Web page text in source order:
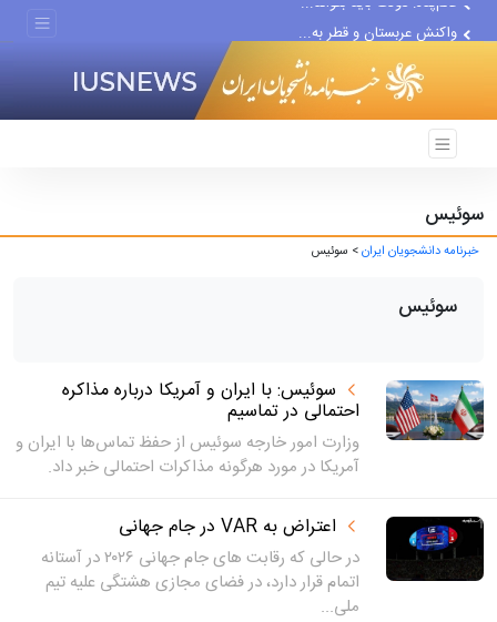
واکنش عربستان و قطر به...
سوئیس
خبرنامه دانشجویان ایران> سوئیس
سوئیس
سوئیس: با ایران و آمریکا درباره مذاکره
احتمالی در تماسیم
وزارت امور خارجه سوئیس از حفظ تماس‌ها با ایران و
آمریکا در مورد هرگونه مذاکرات احتمالی خبر داد.
اعتراض به VAR در جام جهانی
در حالی که رقابت های جام جهانی ۲۰۲۶ در آستانه
اتمام قرار دارد، در فضای مجازی هشتگی علیه تیم
ملی...